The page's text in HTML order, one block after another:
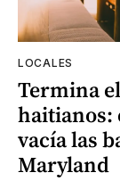
LOCALES
Termina
haitianos:
vacía las
Maryland